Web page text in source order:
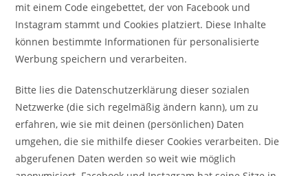
mit einem Code eingebettet, der von Facebook und
Instagram stammt und Cookies platziert. Diese Inhalte
können bestimmte Informationen für personalisierte
Werbung speichern und verarbeiten.
Bitte lies die Datenschutzerklärung dieser sozialen
Netzwerke (die sich regelmäßig ändern kann), um zu
erfahren, wie sie mit deinen (persönlichen) Daten
umgehen, die sie mithilfe dieser Cookies verarbeiten. Die
abgerufenen Daten werden so weit wie möglich